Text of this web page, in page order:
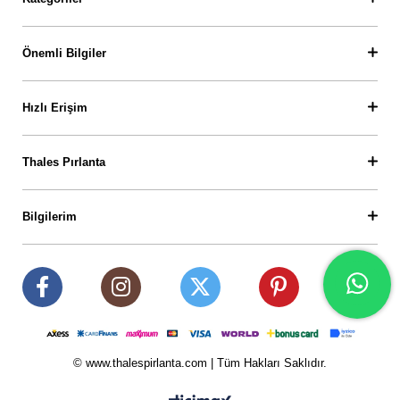
Önemli Bilgiler
Hızlı Erişim
Thales Pırlanta
Bilgilerim
© www.thalespirlanta.com | Tüm Hakları Saklıdır.